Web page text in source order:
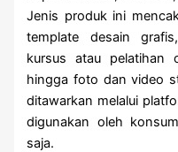
Jenis produk ini
template desain
kursus atau pelatihan
hingga foto dan video
ditawarkan melalui
digunakan oleh
saja.